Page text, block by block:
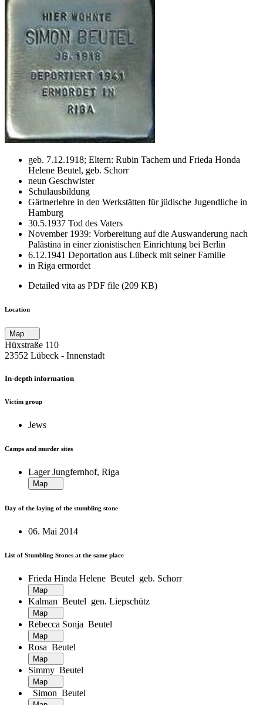
geb. 7.12.1918; Eltern: Rubin Tachem und Frieda Honda
Helene Beutel, geb. Schorr
neun Geschwister
Schulausbildung
Gärtnerlehre in den Werkstätten für jüdische Jugendliche in
Hamburg
30.5.1937 Tod des Vaters
November 1939: Vorbereitung auf die Auswanderung nach
Palästina in einer zionistischen Einrichtung bei Berlin
6.12.1941 Deportation aus Lübeck mit seiner Familie
in Riga ermordet
Detailed vita as PDF file (209 KB)
Location
Hüxstraße 110
23552 Lübeck ‐ Innenstadt
In-depth information
Victim group
Jews
Camps and murder sites
Lager Jungfernhof, Riga
Day of the laying of the stumbling stone
06. Mai 2014
List of Stumbling Stones at the same place
Frieda Hinda Helene Beutel geb. Schorr
Kalman Beutel gen. Liepschütz
Rebecca Sonja Beutel
Rosa Beutel
Simmy Beutel
Simon Beutel